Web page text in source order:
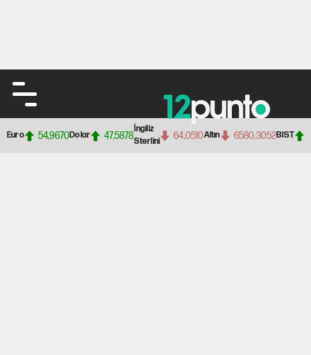
Euro 54,9670Dolar 47,5878
İngiliz
Sterlini
64,0510Altın 6580,3052BIST